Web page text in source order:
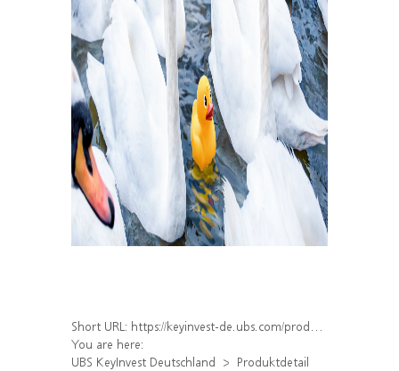
Short URL: https://keyinvest-de.ubs.com/produkt/detail/index/isin/DE000WA4F467
You are here:
UBS KeyInvest Deutschland
Produktdetail